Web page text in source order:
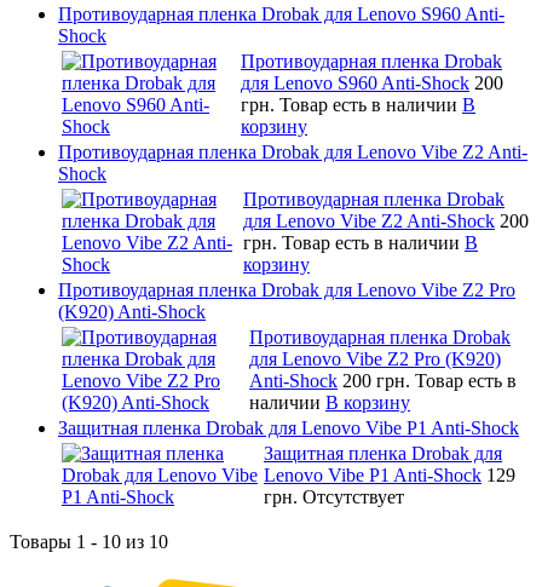
Противоударная пленка Drobak для Lenovo S960 Anti-
Shock
Противоударная пленка Drobak
для Lenovo S960 Anti-Shock 200
грн. Товар есть в наличии В
корзину
Противоударная пленка Drobak для Lenovo Vibe Z2 Anti-
Shock
Противоударная пленка Drobak
для Lenovo Vibe Z2 Anti-Shock 200
грн. Товар есть в наличии В
корзину
Противоударная пленка Drobak для Lenovo Vibe Z2 Pro
(K920) Anti-Shock
Противоударная пленка Drobak
для Lenovo Vibe Z2 Pro (K920)
Anti-Shock 200 грн. Товар есть в
наличии В корзину
Защитная пленка Drobak для Lenovo Vibe P1 Anti-Shock
Защитная пленка Drobak для
Lenovo Vibe P1 Anti-Shock 129
грн. Отсутствует
Товары 1 - 10 из 10